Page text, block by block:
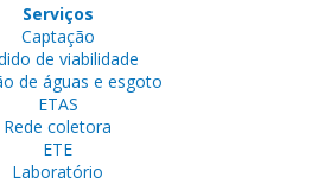
Serviços
Captação
de viabilidade
de águas e esgoto
ETAS
Rede coletora
ETE
Laboratório